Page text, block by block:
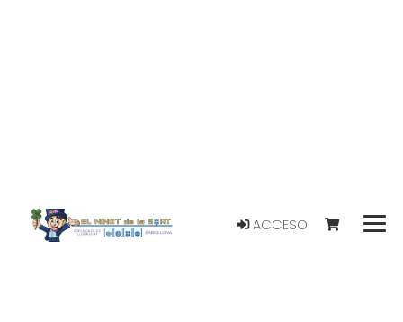
ACCESO